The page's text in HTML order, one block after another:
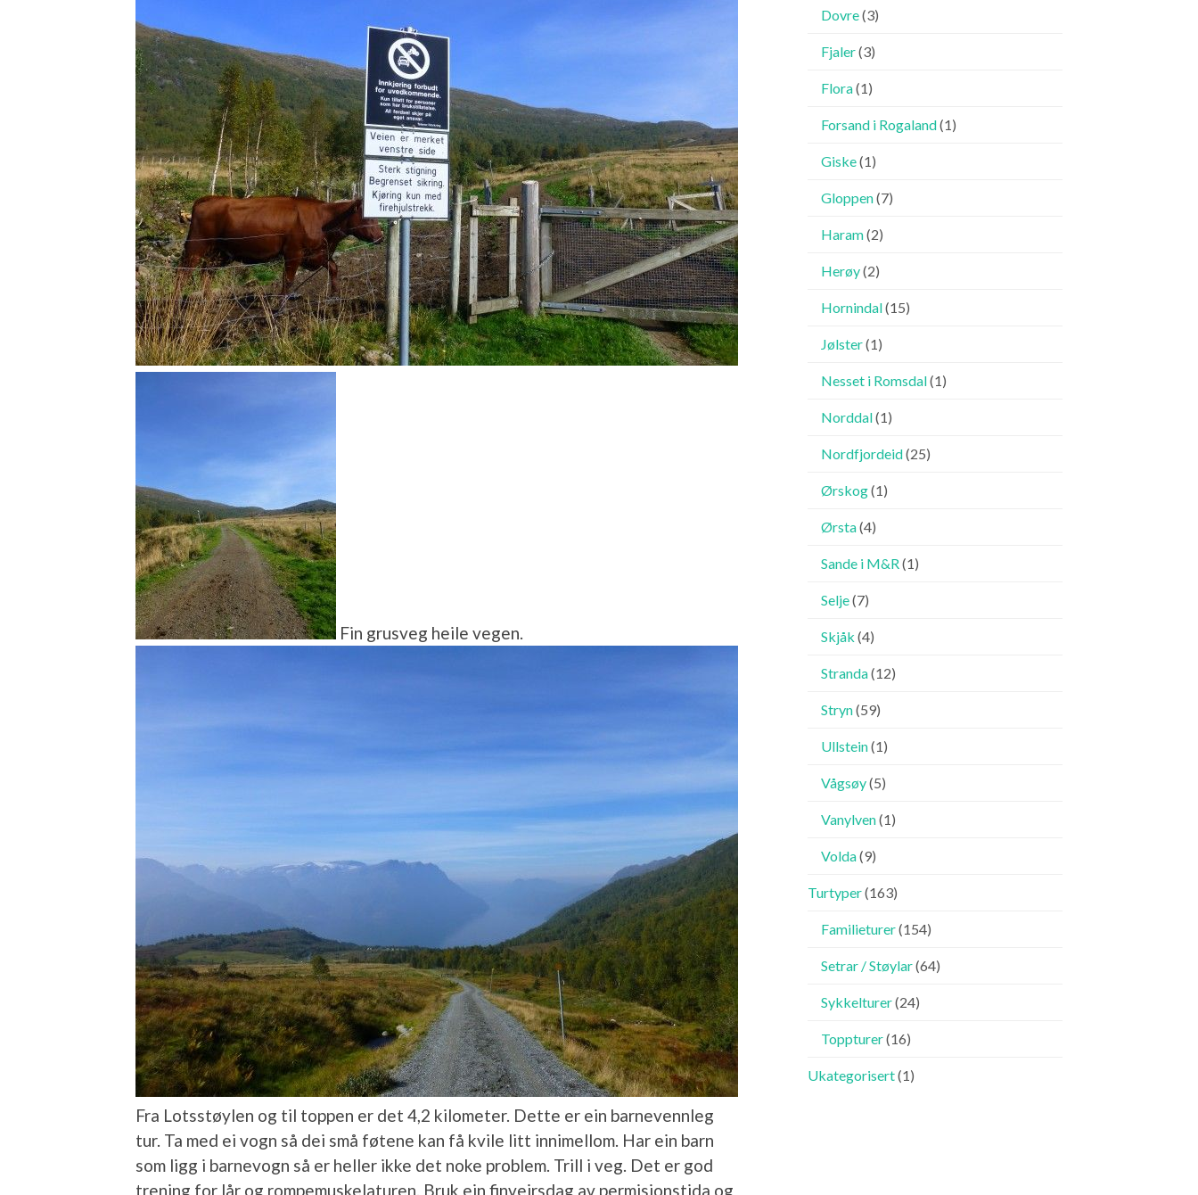
Fin grusveg heile vegen.
Fra Lotsstøylen og til toppen er det 4,2 kilometer. Dette er ein barnevennleg
tur. Ta med ei vogn så dei små føtene kan få kvile litt innimellom. Har ein barn
som ligg i barnevogn så er heller ikke det noke problem. Trill i veg. Det er god
trening for lår og rompemuskelaturen. Bruk ein finveirsdag av permisjonstida og
Dovre(3)
Fjaler(3)
Flora(1)
Forsand i Rogaland(1)
Giske(1)
Gloppen(7)
Haram(2)
Herøy(2)
Hornindal(15)
Jølster(1)
Nesset i Romsdal(1)
Norddal(1)
Nordfjordeid(25)
Ørskog(1)
Ørsta(4)
Sande i M&R(1)
Selje(7)
Skjåk (4)
Stranda(12)
Stryn(59)
Ullstein(1)
Vågsøy(5)
Vanylven(1)
Volda(9)
Turtyper(163)
Familieturer(154)
Setrar / Støylar(64)
Sykkelturer(24)
Toppturer(16)
Ukategorisert(1)